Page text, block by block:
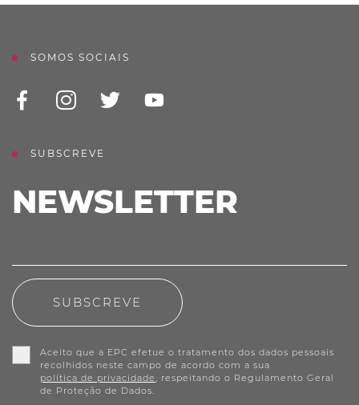
SOMOS SOCIAIS
SUBSCREVE
NEWSLETTER
SUBSCREVE
Aceito que a EPC efetue o tratamento dos dados pessoais
recolhidos neste campo de acordo com a sua
política de privacidade , respeitando o Regulamento Geral
de Proteção de Dados.